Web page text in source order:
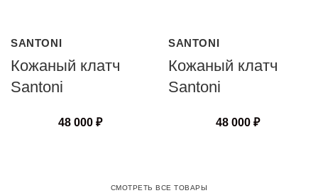
SANTONI
Кожаный клатч
Santoni
48 000 ₽
SANTONI
Кожаный клатч
Santoni
48 000 ₽
СМОТРЕТЬ ВСЕ ТОВАРЫ